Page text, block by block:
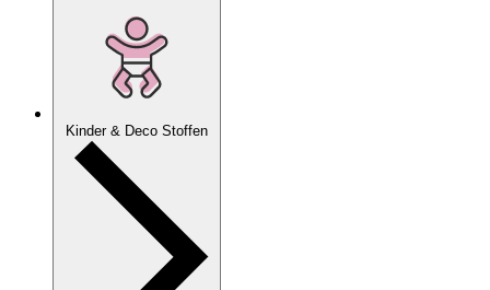
Kinder & Deco Stoffen